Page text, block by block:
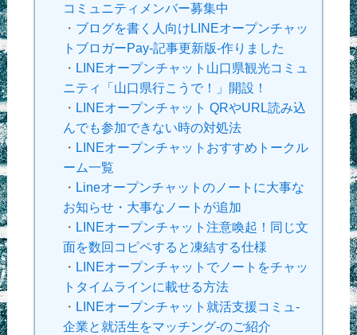
コミュニティメンバー募集中
・ ブログを書く人向けLINEオープンチャッ
トブロガーPay-記事更新版-作りました
・ LINEオープンチャット山口県観光コミュ
ニティ「山口県行こうで！」開設！
・ LINEオープンチャット QRやURL読み込
んでも参加できない時の対処法
・ LINEオープンチャットおすすめトークル
ーム一覧
・ Lineオープンチャットのノートに大事な
お知らせ・大事なノートが追加
・ LINEオープンチャット注意喚起！同じ文
面を数回コピペすると凍結する仕様
・ LINEオープンチャットでノートをチャッ
トタイムラインに載せる方法
・ LINEオープンチャット就活支援コミュ-
企業と就活生をマッチング-のご紹介